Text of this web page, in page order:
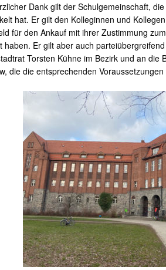
Dank gilt der Schulgemeinschaft,
hat. Er gilt den Kolleginnen und
für den Ankauf mit ihrer Zustimmung
haben. Er gilt aber auch
Torsten Kühne im Bezirk und an die
die die entsprechenden